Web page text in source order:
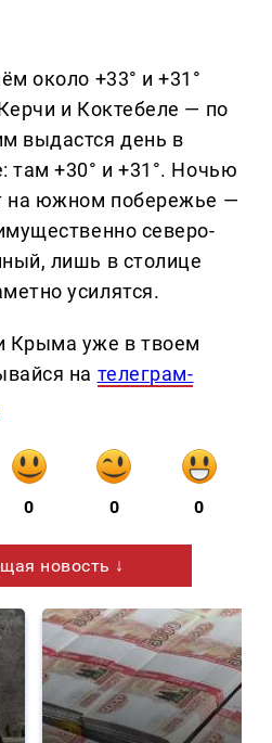
около +33° и +31°
и Коктебеле — по
выдастся день в
там +30° и +31°. Ночью
на южном побережье —
северо-
лишь в столице
усилятся.
Крыма уже в твоем
на телеграм-
0 0 0
новость ↓